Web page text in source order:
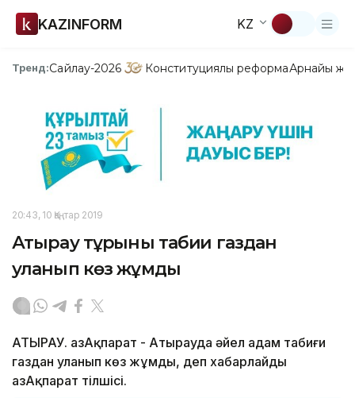
KAZINFORM KZ
Тренд:Сайлау-2026 Конституциялық реформаАрнайы
20:43, 10 Қаңтар 2019
Атырау тұрғыны табиғи газдан
уланып көз жұмды
АТЫРАУ. ҚазАқпарат - Атырауда әйел адам табиғи
газдан уланып көз жұмды, деп хабарлайды
ҚазАқпарат тілшісі.